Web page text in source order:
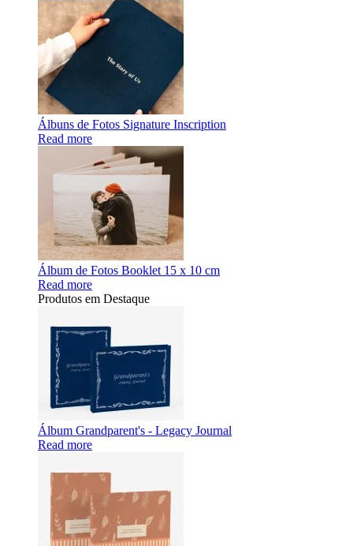
Álbuns de Fotos Signature Inscription
Read more
Álbum de Fotos Booklet 15 x 10 cm
Read more
Produtos em Destaque
Álbum Grandparent's - Legacy Journal
Read more